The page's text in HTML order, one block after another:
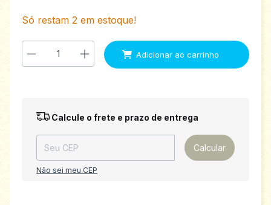
Só restam 2 em estoque!
Entregas para o CEP: Alterar CEP
Calcule o frete e prazo de entrega
Calcular
Não sei meu CEP